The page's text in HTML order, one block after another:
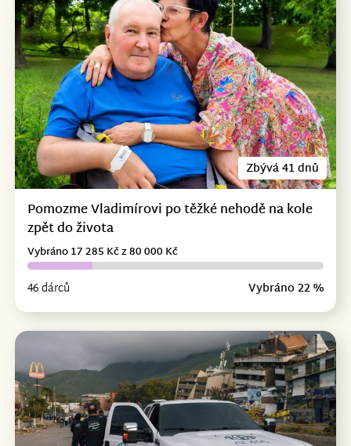
Zbývá 41 dnů
Pomozme Vladimírovi po těžké nehodě na kole
zpět do života
46 dárců Vybráno 22 %
Vybráno 17 285 Kč z 80 000 Kč